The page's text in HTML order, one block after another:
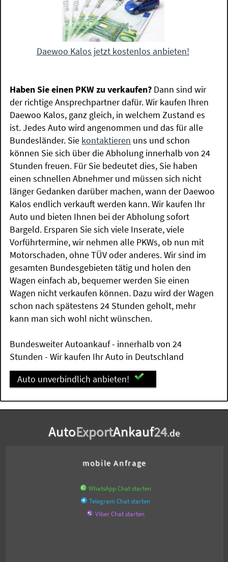
Daewoo Kalos jetzt kostenlos anbieten!
Haben Sie einen PKW zu verkaufen? Dann sind wir
der richtige Ansprechpartner dafür. Wir kaufen Ihren
Daewoo Kalos, ganz gleich, in welchem Zustand es
ist. Jedes Auto wird angenommen und das für alle
Bundesländer. Sie kontaktieren uns und schon
können Sie sich über die Abholung innerhalb von 24
Stunden freuen. Für Sie bedeutet dies, Sie haben
einen schnellen Abnehmer und müssen sich nicht
länger Gedanken darüber machen, wann der Daewoo
Kalos endlich verkauft werden kann. Wir kaufen Ihr
Auto und bieten Ihnen bei der Abholung sofort
Bargeld. Ersparen Sie sich viele Inserate, viele
Vorführtermine, wir nehmen alle PKWs, ob nun mit
Motorschaden, ohne TÜV oder anderes. Wir sind im
gesamten Bundesgebieten tätig und holen den
Wagen einfach ab, bequemer werden Sie einen
Wagen nicht verkaufen können. Dazu wird der Wagen
schon nach spätestens 24 Stunden geholt, mehr
kann man sich wohl nicht wünschen.
Bundesweiter Autoankauf - innerhalb von 24
Stunden - Wir kaufen Ihr Auto in Deutschland
Auto unverbindlich anbieten!
AutoExportAnkauf24.de
mobile Anfrage
WhatsApp Chat starten
Telegram Chat starten
Viber Chat starten